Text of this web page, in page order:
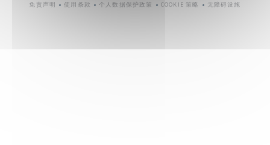
免责声明
使用条款
个人数据保护政策
COOKIE 策略
无障碍设施